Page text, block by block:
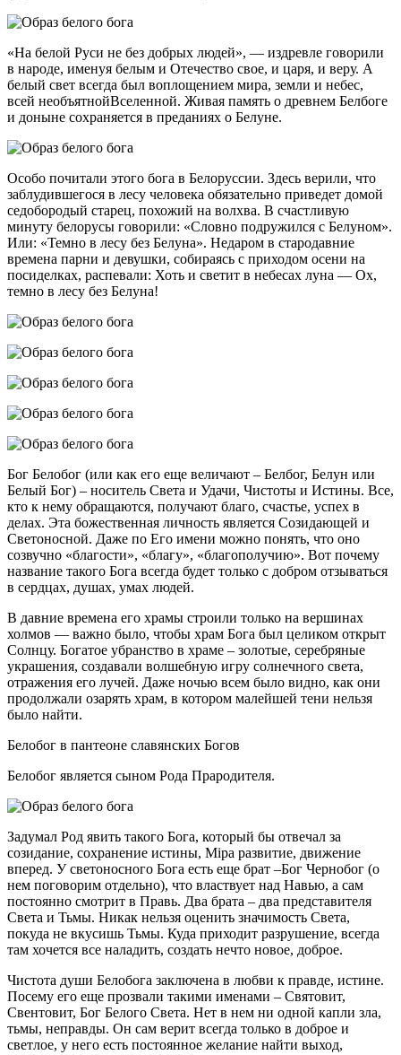
«На белой Руси не без добрых людей», — издревле говорили
в народе, именуя белым и Отечество свое, и царя, и веру. А
белый свет всегда был воплощением мира, земли и небес,
всей необъятнойВселенной. Живая память о древнем Белбоге
и доныне сохраняется в преданиях о Белуне.
Особо почитали этого бога в Белоруссии. Здесь верили, что
заблудившегося в лесу человека обязательно приведет домой
седобородый старец, похожий на волхва. В счастливую
минуту белорусы говорили: «Словно подружился с Белуном».
Или: «Темно в лесу без Белуна». Недаром в стародавние
времена парни и девушки, собираясь с приходом осени на
посиделках, распевали: Хоть и светит в небесах луна — Ох,
темно в лесу без Белуна!
Бог Белобог (или как его еще величают – Белбог, Белун или
Белый Бог) – носитель Света и Удачи, Чистоты и Истины. Все,
кто к нему обращаются, получают благо, счастье, успех в
делах. Эта божественная личность является Созидающей и
Светоносной. Даже по Его имени можно понять, что оно
созвучно «благости», «благу», «благополучию». Вот почему
название такого Бога всегда будет только с добром отзываться
в сердцах, душах, умах людей.
В давние времена его храмы строили только на вершинах
холмов — важно было, чтобы храм Бога был целиком открыт
Солнцу. Богатое убранство в храме – золотые, серебряные
украшения, создавали волшебную игру солнечного света,
отражения его лучей. Даже ночью всем было видно, как они
продолжали озарять храм, в котором малейшей тени нельзя
было найти.
Белобог в пантеоне славянских Богов
Белобог является сыном Рода Прародителя.
Задумал Род явить такого Бога, который бы отвечал за
созидание, сохранение истины, Мiра развитие, движение
вперед. У светоносного Бога есть еще брат –Бог Чернобог (о
нем поговорим отдельно), что властвует над Навью, а сам
постоянно смотрит в Правь. Два брата – два представителя
Света и Тьмы. Никак нельзя оценить значимость Света,
покуда не вкусишь Тьмы. Куда приходит разрушение, всегда
там хочется все наладить, создать нечто новое, доброе.
Чистота души Белобога заключена в любви к правде, истине.
Посему его еще прозвали такими именами – Святовит,
Свентовит, Бог Белого Света. Нет в нем ни одной капли зла,
тьмы, неправды. Он сам верит всегда только в доброе и
светлое, у него есть постоянное желание найти выход,